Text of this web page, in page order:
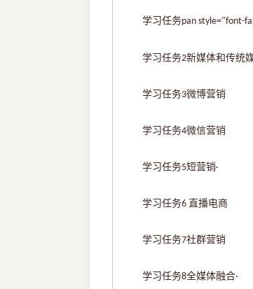
学习任务pan style="font-
学习任务2新媒体和传统
学习任务3微博营销
学习任务4微信营销
学习任务5短营销·
学习任务6 直播电商
学习任务7社群营销
学习任务8全媒体融合·